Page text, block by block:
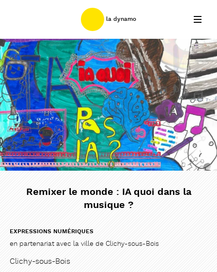
la dynamo
nous contacter
©2026 banlieues bleues
newsletter
Remixer le monde : IA quoi dans la
musique ?
EXPRESSIONS NUMÉRIQUES
en partenariat avec la ville de Clichy-sous-Bois
Clichy-sous-Bois